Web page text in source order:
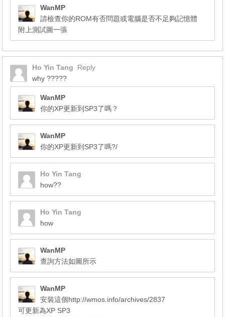
WanMP
請檢查你的ROM有否問題或電腦是否不足夠記憶體
附上測試圖一張
Ho Yin Tang
Reply
why ?????
WanMP
你的XP更新到SP3了嗎？
WanMP
你的XP更新到SP3了嗎?/
Ho Yin Tang
how??
Ho Yin Tang
how
WanMP
查詢方法如圖所示
WanMP
安裝這個http://wmos.info/archives/2837
可更新為XP SP3